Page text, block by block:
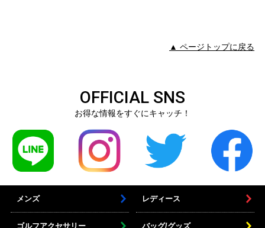
▲ ページトップに戻る
OFFICIAL SNS
お得な情報をすぐにキャッチ！
メンズ レディース
ゴルフアクセサリー バッグ/グッズ